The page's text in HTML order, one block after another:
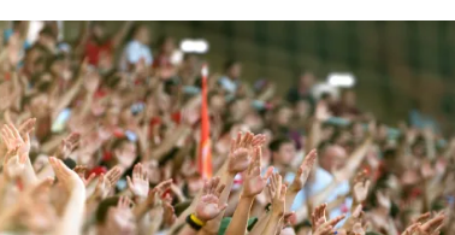
FH Potsdam